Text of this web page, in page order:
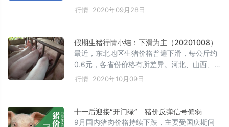
场出栏增加，屠企压价收购，预计北方低稳高
方终端市场提量有限。个人观点仅供参考，操
作需谨慎。
行情 2020年09月28日
假期生猪行情小结：下滑为主（20201008）
最近，东北地区生猪价格普遍下滑，每公斤约
0.6元，各省份价格有所差异。河北、山西、山
东、河南等地价格也出现下降，而两湖地区价
软，企业开工不足，导致供需失衡，预计短期
内猪价将继续下滑。
行情 2020年10月09日
十一后迎接“开门绿” 猪价反弹信号偏弱
9月国内猪肉价格持续下跌，主要受国庆期间